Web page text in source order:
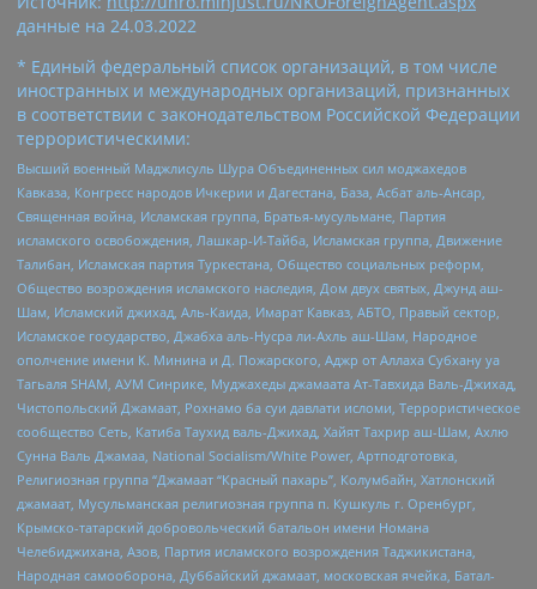
данные на 24.03.2022
* Единый федеральный список организаций, в том числе
иностранных и международных организаций, признанных
в соответствии с законодательством Российской Федерации
террористическими:
Высший военный Маджлисуль Шура Объединенных сил моджахедов
Кавказа, Конгресс народов Ичкерии и Дагестана, База, Асбат аль-Ансар,
Священная война, Исламская группа, Братья-мусульмане, Партия
исламского освобождения, Лашкар-И-Тайба, Исламская группа, Движение
Талибан, Исламская партия Туркестана, Общество социальных реформ,
Общество возрождения исламского наследия, Дом двух святых, Джунд аш-
Шам, Исламский джихад, Аль-Каида, Имарат Кавказ, АБТО, Правый сектор,
Исламское государство, Джабха аль-Нусра ли-Ахль аш-Шам, Народное
ополчение имени К. Минина и Д. Пожарского, Аджр от Аллаха Субхану уа
Тагьаля SHAM, АУМ Синрике, Муджахеды джамаата Ат-Тавхида Валь-Джихад,
Чистопольский Джамаат, Рохнамо ба суи давлати исломи, Террористическое
сообщество Сеть, Катиба Таухид валь-Джихад, Хайят Тахрир аш-Шам, Ахлю
Сунна Валь Джамаа, National Socialism/White Power, Артподготовка,
Религиозная группа “Джамаат “Красный пахарь”, Колумбайн, Хатлонский
джамаат, Мусульманская религиозная группа п. Кушкуль г. Оренбург,
Крымско-татарский добровольческий батальон имени Номана
Челебиджихана, Азов, Партия исламского возрождения Таджикистана,
Народная самооборона, Дуббайский джамаат, московская ячейка, Батал-